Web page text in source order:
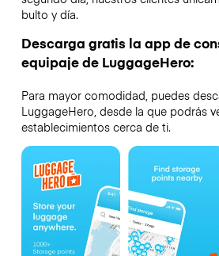
bulto y día.
Descarga gratis la app de
equipaje de LuggageHero:
Para mayor comodidad, puedes
LuggageHero, desde la que podrás
establecimientos cerca de ti.